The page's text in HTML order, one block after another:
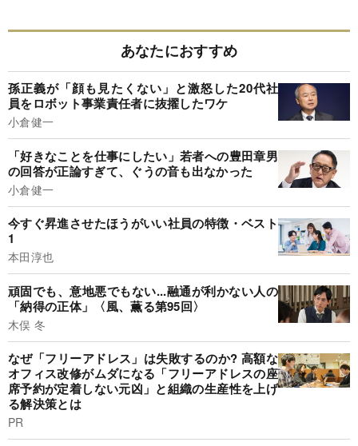
あなたにおすすめ
孫正義が「顔も見たくない」と激怒した20代社
員をロボット事業責任者に抜擢したワケ
小倉健一
「好きなことを仕事にしたい」若者への豊田章男
の回答が正論すぎて、ぐうの音も出なかった
小倉健一
今すぐ昇進させたほうがいい社員の特徴・ベスト
1
本田淳也
頑固でも、意地悪でもない...融通が利かない人の
「納得の正体」〈風、薫る第95回〉
木俣 冬
なぜ「フリーアドレス」は失敗するのか? 高額な
オフィス改修がムダになる「フリーアドレスの座
席予約が定着しない元凶」と組織の生産性を上げ
る解決策とは
PR